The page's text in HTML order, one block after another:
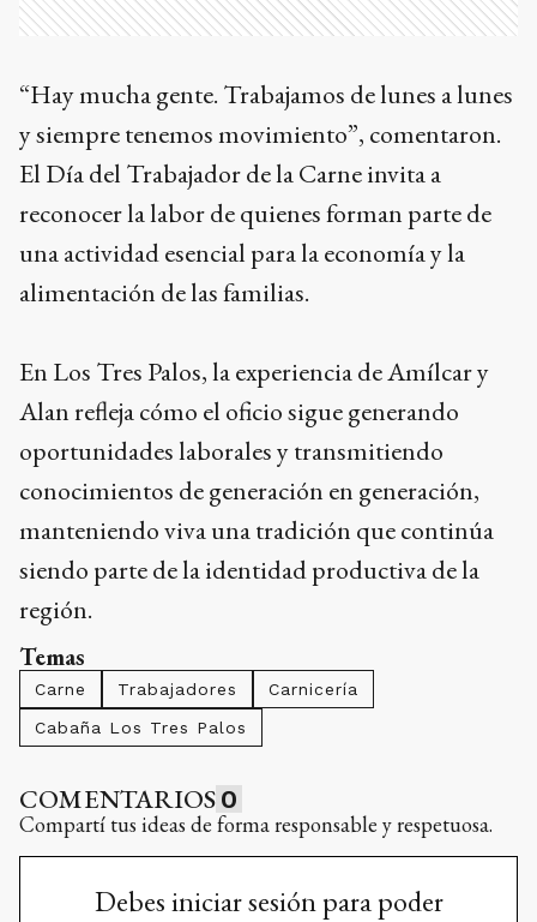
“Hay mucha gente. Trabajamos de lunes a lunes
y siempre tenemos movimiento”, comentaron.
El Día del Trabajador de la Carne invita a
reconocer la labor de quienes forman parte de
una actividad esencial para la economía y la
alimentación de las familias.
En Los Tres Palos, la experiencia de Amílcar y
Alan refleja cómo el oficio sigue generando
oportunidades laborales y transmitiendo
conocimientos de generación en generación,
manteniendo viva una tradición que continúa
siendo parte de la identidad productiva de la
región.
Temas
Carne Trabajadores
Carnicería
Cabaña Los Tres Palos
COMENTARIOS 0
Compartí tus ideas de forma responsable y respetuosa.
Debes iniciar sesión para poder